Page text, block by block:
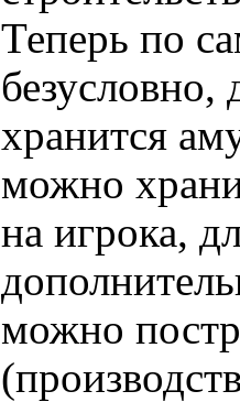
Теперь по
безусловно,
хранится
можно
на игрока,
можно